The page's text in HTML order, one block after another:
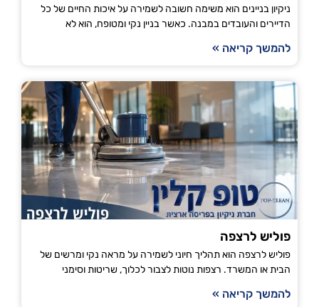
ניקיון בניינים הוא משימה חשובה לשמירה על איכות החיים של כל
הדיירים והעובדים במבנה. כאשר בניין נקי ומטופח, הוא לא
להמשך קריאה »
פוליש לרצפה
פוליש לרצפה הוא תהליך חיוני לשמירה על מראה נקי ומרשים של
הבית או המשרד. רצפות נוטות לצבור לכלוך, שריטות וסימני
להמשך קריאה »